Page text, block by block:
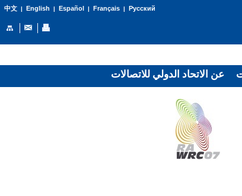
中文| English | Español | Français| Русский
عن الاتحاد الدولي للاتصالات